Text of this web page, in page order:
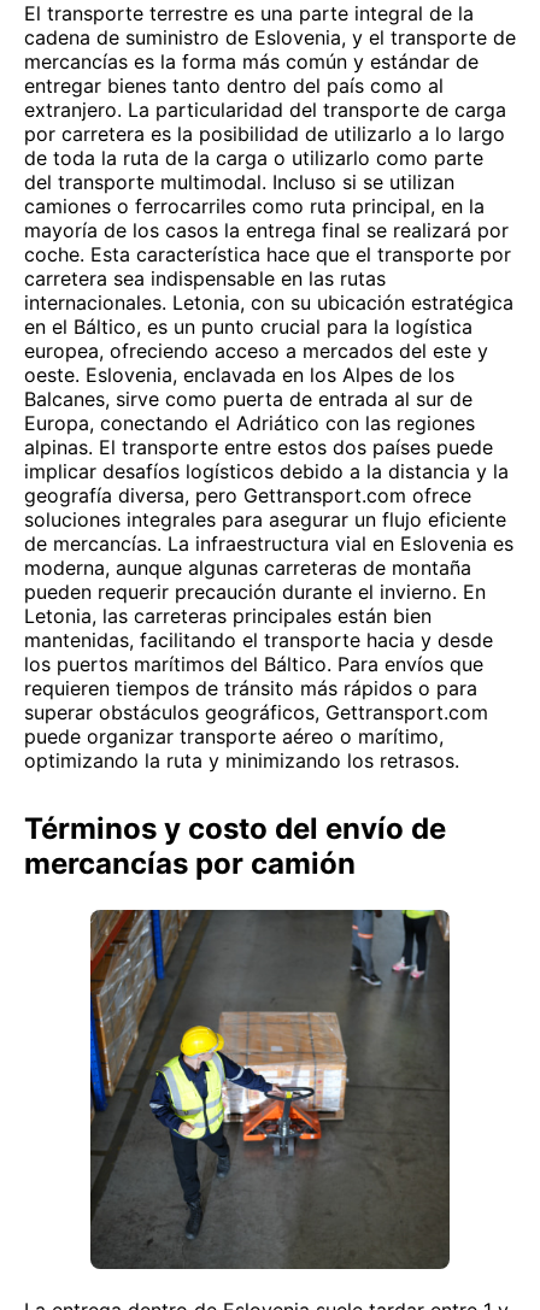
El transporte terrestre es una parte integral de la
cadena de suministro de Eslovenia, y el transporte de
mercancías es la forma más común y estándar de
entregar bienes tanto dentro del país como al
extranjero. La particularidad del transporte de carga
por carretera es la posibilidad de utilizarlo a lo largo
de toda la ruta de la carga o utilizarlo como parte
del transporte multimodal. Incluso si se utilizan
camiones o ferrocarriles como ruta principal, en la
mayoría de los casos la entrega final se realizará por
coche. Esta característica hace que el transporte por
carretera sea indispensable en las rutas
internacionales. Letonia, con su ubicación estratégica
en el Báltico, es un punto crucial para la logística
europea, ofreciendo acceso a mercados del este y
oeste. Eslovenia, enclavada en los Alpes de los
Balcanes, sirve como puerta de entrada al sur de
Europa, conectando el Adriático con las regiones
alpinas. El transporte entre estos dos países puede
implicar desafíos logísticos debido a la distancia y la
geografía diversa, pero Gettransport.com ofrece
soluciones integrales para asegurar un flujo eficiente
de mercancías. La infraestructura vial en Eslovenia es
moderna, aunque algunas carreteras de montaña
pueden requerir precaución durante el invierno. En
Letonia, las carreteras principales están bien
mantenidas, facilitando el transporte hacia y desde
los puertos marítimos del Báltico. Para envíos que
requieren tiempos de tránsito más rápidos o para
superar obstáculos geográficos, Gettransport.com
puede organizar transporte aéreo o marítimo,
optimizando la ruta y minimizando los retrasos.
Términos y costo del envío de
mercancías por camión